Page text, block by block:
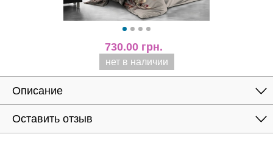
730.00 грн.
нет в наличии
Описание
Оставить отзыв